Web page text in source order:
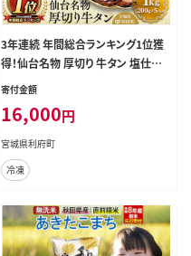
3年連続 年間総合ランキング1位獲
得！仙台名物 厚切り 牛タン 塩仕込
み 1kg(200g×5P) 牛たん スライス
中 タン元 塩ダレ タレ 小分け 仙台
名物 厚切 肉厚 おいしい 美味 牛 肉
焼肉 バーベキュー BBQ 宮城県 利
府町 船田食品]
寄付金額
16,000円
宮城県利府町
冷凍